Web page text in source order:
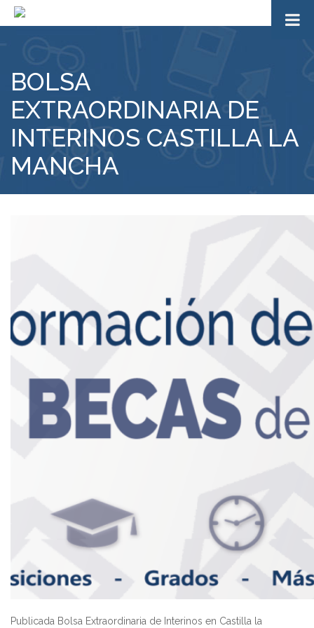
BOLSA
EXTRAORDINARIA DE
INTERINOS CASTILLA LA
MANCHA
Publicada Bolsa Extraordinaria de Interinos en Castilla la